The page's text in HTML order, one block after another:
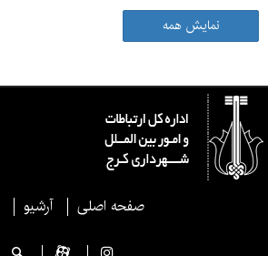
نمایش همه
صفحه اصلی آرشیو